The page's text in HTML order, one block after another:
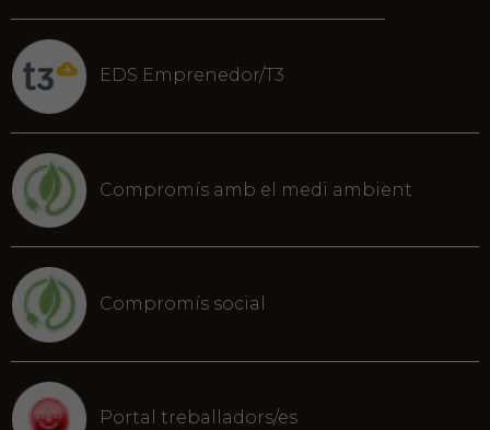
EDS Emprenedor/T3
Compromís amb el medi ambient
Compromís social
Portal treballadors/es